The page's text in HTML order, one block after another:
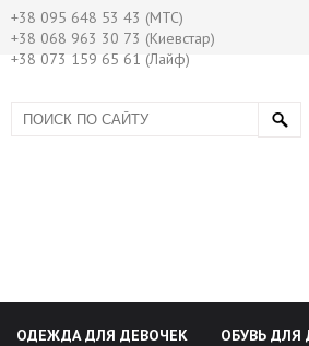
+38 095 648 53 43 (МТС)
+38 068 963 30 73 (Киевстар)
+38 073 159 65 61 (Лайф)
ОДЕЖДА ДЛЯ ДЕВОЧЕК ОБУВЬ ДЛЯ